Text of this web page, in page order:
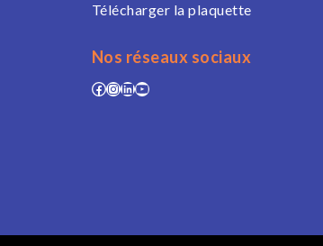
Télécharger la plaquette
Nos réseaux sociaux
Facebook
Instagram
LinkedIn
YouTube